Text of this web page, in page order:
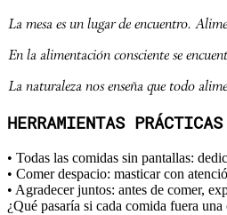
La mesa es un lugar de encuentro.
En la alimentación consciente se
La naturaleza nos enseña que todo
HERRAMIENTAS
• Todas las comidas sin pantallas:
• Comer despacio: masticar con
• Agradecer juntos: antes de comer,
¿Qué pasaría si cada comida fuera